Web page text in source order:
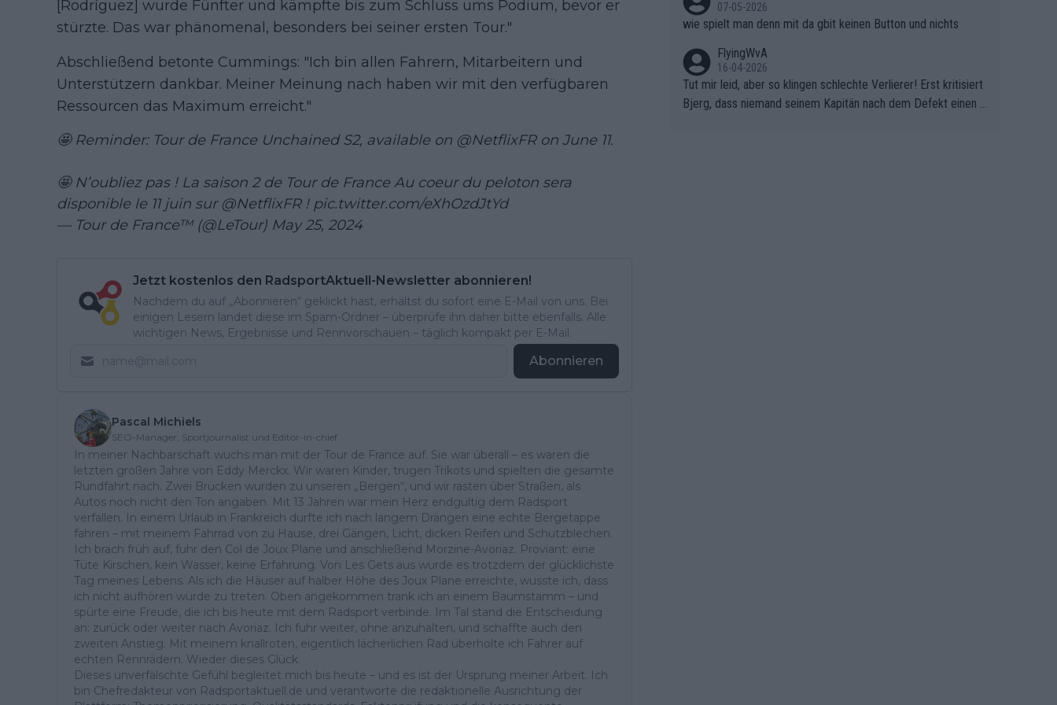
[Rodríguez] wurde Fünfter und kämpfte bis zum Schluss ums Podium, bevor er
stürzte. Das war phänomenal, besonders bei seiner ersten Tour."
Abschließend betonte Cummings: "Ich bin allen Fahrern, Mitarbeitern und
Unterstützern dankbar. Meiner Meinung nach haben wir mit den verfügbaren
Ressourcen das Maximum erreicht."
🤩 Reminder: Tour de France Unchained S2, available on @NetflixFRon June 11.
🤩 N’oubliez pas ! La saison 2 de Tour de France Au coeur du peloton sera
disponible le 11 juin sur @NetflixFR! pic.twitter.com/eXhOzdJtYd
— Tour de France™ (@LeTour) May 25, 2024
Jetzt kostenlos den RadsportAktuell-Newsletter abonnieren!
Nachdem du auf „Abonnieren“ geklickt hast, erhältst du sofort eine E-Mail von uns. Bei
einigen Lesern landet diese im Spam-Ordner – überprüfe ihn daher bitte ebenfalls. Alle
wichtigen News, Ergebnisse und Rennvorschauen – täglich kompakt per E-Mail.
Abonnieren
Pascal Michiels
SEO-Manager, Sportjournalist und Editor-in-chief
In meiner Nachbarschaft wuchs man mit der Tour de France auf. Sie war überall – es waren die
letzten großen Jahre von Eddy Merckx. Wir waren Kinder, trugen Trikots und spielten die gesamte
Rundfahrt nach. Zwei Brücken wurden zu unseren „Bergen“, und wir rasten über Straßen, als
Autos noch nicht den Ton angaben. Mit 13 Jahren war mein Herz endgültig dem Radsport
verfallen. In einem Urlaub in Frankreich durfte ich nach langem Drängen eine echte Bergetappe
fahren – mit meinem Fahrrad von zu Hause, drei Gängen, Licht, dicken Reifen und Schutzblechen.
Ich brach früh auf, fuhr den Col de Joux Plane und anschließend Morzine-Avoriaz. Proviant: eine
Tüte Kirschen, kein Wasser, keine Erfahrung. Von Les Gets aus wurde es trotzdem der glücklichste
Tag meines Lebens. Als ich die Häuser auf halber Höhe des Joux Plane erreichte, wusste ich, dass
ich nicht aufhören würde zu treten. Oben angekommen trank ich an einem Baumstamm – und
spürte eine Freude, die ich bis heute mit dem Radsport verbinde. Im Tal stand die Entscheidung
an: zurück oder weiter nach Avoriaz. Ich fuhr weiter, ohne anzuhalten, und schaffte auch den
zweiten Anstieg. Mit meinem knallroten, eigentlich lächerlichen Rad überholte ich Fahrer auf
echten Rennrädern. Wieder dieses Glück.
Dieses unverfälschte Gefühl begleitet mich bis heute – und es ist der Ursprung meiner Arbeit. Ich
bin Chefredakteur von Radsportaktuell.de und verantworte die redaktionelle Ausrichtung der
07-05-2026
wie spielt man denn mit da gbit keinen Button und nichts
FlyingWvA
16-04-2026
Tut mir leid, aber so klingen schlechte Verlierer! Erst kritisiert
Bjerg, dass niemand seinem Kapitän nach dem Defekt einen r